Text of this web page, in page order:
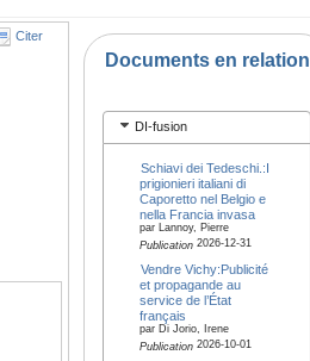
Citer
Documents en relation
DI-fusion
Schiavi dei Tedeschi.:I
prigionieri italiani di
Caporetto nel Belgio e
nella Francia invasa
par Lannoy, Pierre
Publication2026-12-31
Vendre Vichy:Publicité
et propagande au
service de l’État
français
par Di Jorio, Irene
Publication2026-10-01